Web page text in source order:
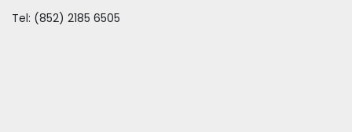
Tel: (852) 2185 6505